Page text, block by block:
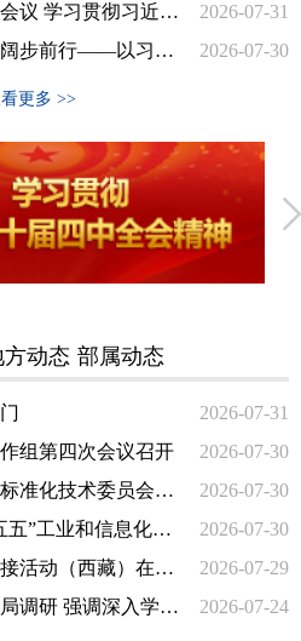
2026-07-31
李强主持召开国务院常务会议 学习贯彻习近平总书记关于上半年经济形势和做好下半年经济工作的重要讲话精神
2026-07-30
向着建军一百年奋斗目标阔步前行——以习近平同志为核心的党中央引领人民军队书写强军兴军新篇章
更多 >>
方动态 部属动态
2026-07-31
2026-07-30
组第四次会议召开
2026-07-30
工业和信息化部量子信息标准化技术委员会成立
2026-07-30
工业和信息化部举办“十五五”工业和信息化规划专题培训班
2026-07-29
2026中国产业转移发展对接活动（西藏）在拉萨举行
2026-07-24
李乐成到四川省通信管理局调研 强调深入学习贯彻习近平党建思想 推动信息通信业高质量发展